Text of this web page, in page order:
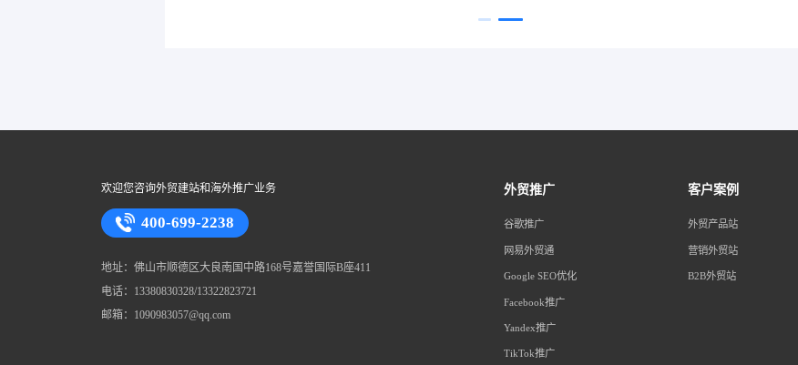
欢迎您咨询外贸建站和海外推广业务
400-699-2238
地址：佛山市顺德区大良南国中路168号嘉誉国际B座411
电话：13380830328/13322823721
邮箱：1090983057@qq.com
外贸推广
谷歌推广
网易外贸通
Google SEO优化
Facebook推广
Yandex推广
TikTok推广
客户案例
外贸产品站
营销外贸站
B2B外贸站